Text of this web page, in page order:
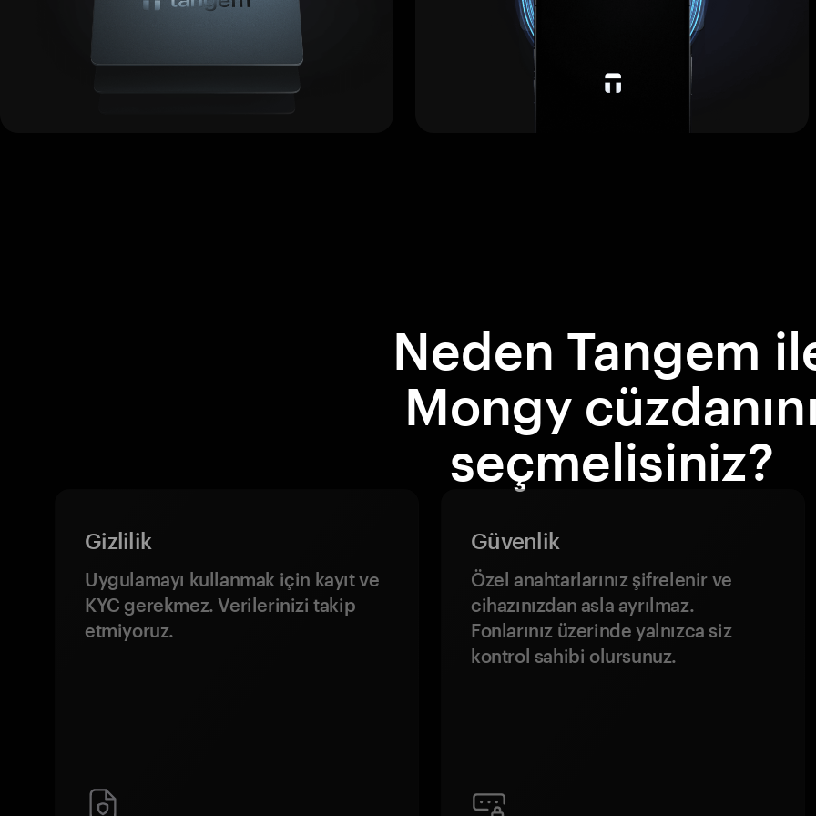
Neden Tangem
Mongy
seçmelisiniz?
Gizlilik
Uygulamayı kullanmak için kayıt ve
KYC gerekmez. Verilerinizi takip
etmiyoruz.
Güvenlik
Özel anahtarlarınız şifrelenir ve
cihazınızdan asla ayrılmaz.
Fonlarınız üzerinde yalnızca siz
kontrol sahibi olursunuz.